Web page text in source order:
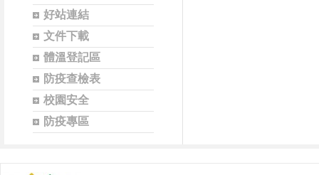
好站連結
文件下載
體溫登記區
防疫查檢表
校園安全
防疫專區